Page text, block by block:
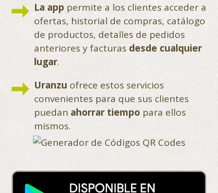
La app permite a los clientes acceder a
ofertas, historial de compras, catálogo
de productos, detalles de pedidos
anteriores y facturas desde cualquier
lugar.
Uranzu ofrece estos servicios
convenientes para que sus clientes
puedan ahorrar tiempo para ellos
mismos.